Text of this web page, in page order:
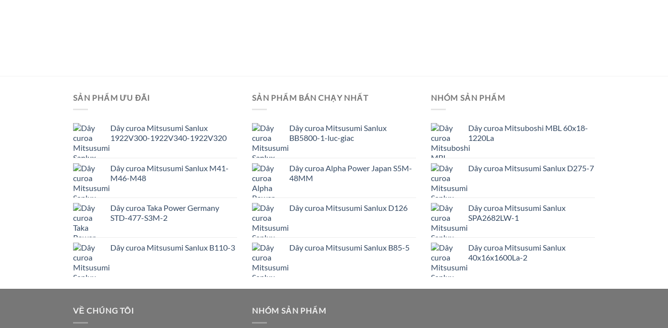
SẢN PHẨM ƯU ĐÃI
Dây curoa Mitsusumi Sanlux
1922V300-1922V340-1922V320
Dây curoa Mitsusumi Sanlux M41-
M46-M48
Dây curoa Taka Power Germany
STD-477-S3M-2
Dây curoa Mitsusumi Sanlux B110-3
SẢN PHẨM BÁN CHẠY NHẤT
Dây curoa Mitsusumi Sanlux
BB5800-1-luc-giac
Dây curoa Alpha Power Japan S5M-
48MM
Dây curoa Mitsusumi Sanlux D126
Dây curoa Mitsusumi Sanlux B85-5
NHÓM SẢN PHẨM
Dây curoa Mitsuboshi MBL 60x18-
1220La
Dây curoa Mitsusumi Sanlux D275-7
Dây curoa Mitsusumi Sanlux
SPA2682LW-1
Dây curoa Mitsusumi Sanlux
40x16x1600La-2
VỀ CHÚNG TÔI NHÓM SẢN PHẨM